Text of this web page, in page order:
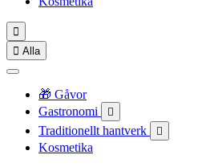

 Alla
🎁 Gåvor
Gastronomi

Traditionellt hantverk 
Kosmetika